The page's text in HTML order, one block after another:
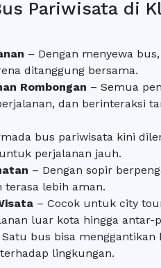
Pariwisata di
– Dengan menyewa
ditanggung bersama.
Rombongan – Semua
dan berinteraksi
bus pariwisata kini
perjalanan jauh.
– Dengan sopir
lebih aman.
– Cocok untuk city
luar kota hingga antar-
Satu bus bisa menggantikan
lingkungan.